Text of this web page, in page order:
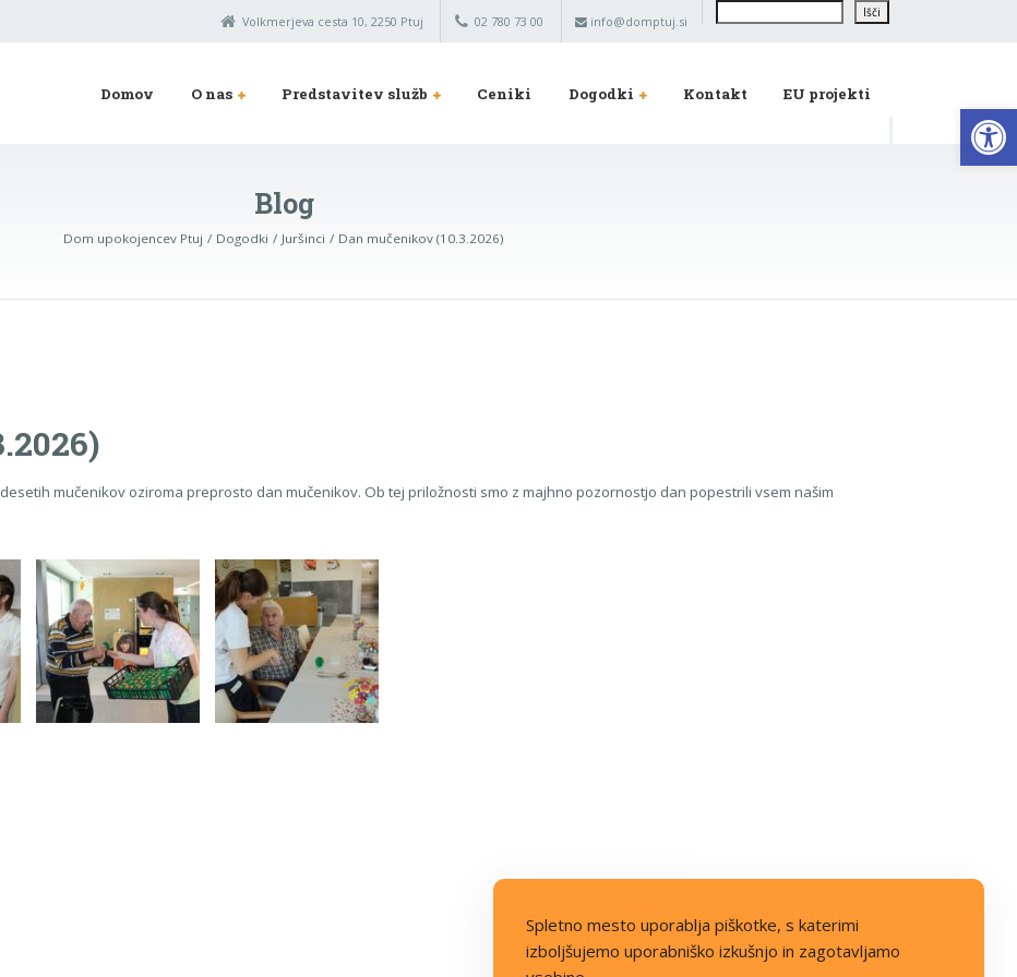
Volkmerjeva cesta 10, 2250 Ptuj 02 780 73 00 info@domptuj.si
Išči
Domov O nas Predstavitev služb Ceniki Dogodki Kontakt EU projekti
Blog
Dom upokojencev Ptuj Dogodki Juršinci Dan mučenikov (10.3.2026)
mučenikov oziroma preprosto dan mučenikov. Ob tej priložnosti smo z majhno pozornostjo dan popestrili vsem našim
Spletno mesto uporablja piškotke, s katerimi
izboljšujemo uporabniško izkušnjo in zagotavljamo